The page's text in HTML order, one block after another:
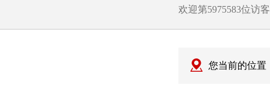
欢迎第5975583位访客
您当前的位置